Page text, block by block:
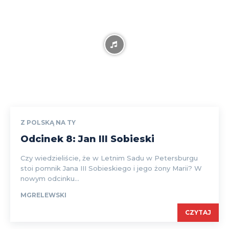
Z POLSKĄ NA TY
Odcinek 8: Jan III Sobieski
Czy wiedzieliście, że w Letnim Sadu w Petersburgu
stoi pomnik Jana III Sobieskiego i jego żony Marii? W
nowym odcinku...
MGRELEWSKI
CZYTAJ